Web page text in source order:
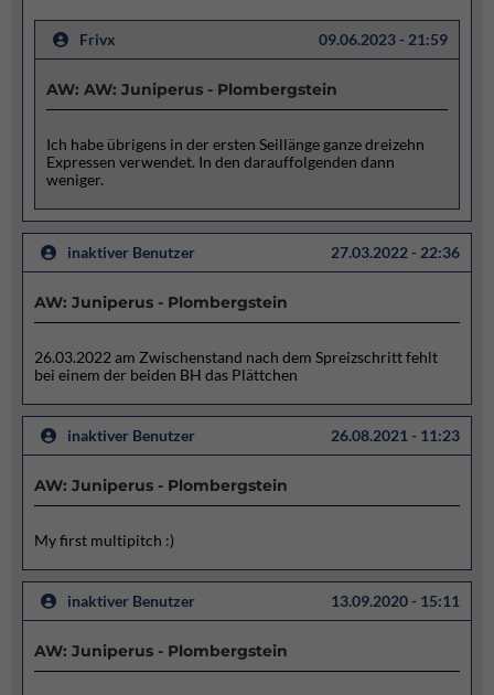
Frivx 09.06.2023 - 21:59
AW: AW: Juniperus - Plombergstein
Ich habe übrigens in der ersten Seillänge ganze dreizehn
Expressen verwendet. In den darauffolgenden dann
weniger.
inaktiver Benutzer 27.03.2022 - 22:36
AW: Juniperus - Plombergstein
26.03.2022 am Zwischenstand nach dem Spreizschritt fehlt
bei einem der beiden BH das Plättchen
inaktiver Benutzer 26.08.2021 - 11:23
AW: Juniperus - Plombergstein
My first multipitch :)
inaktiver Benutzer 13.09.2020 - 15:11
AW: Juniperus - Plombergstein